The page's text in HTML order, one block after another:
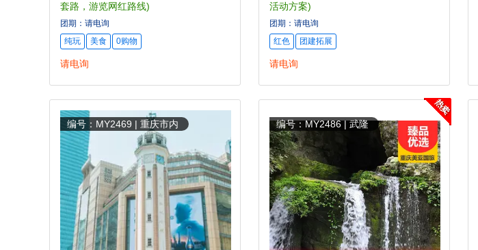
套路，游览网红路线)
团期：请电询
纯玩
美食 0购物
请电询
活动方案)
团期：请电询
红色
团建拓展
请电询
编号：MY2469 | 重庆市内 编号：MY2486 | 武隆